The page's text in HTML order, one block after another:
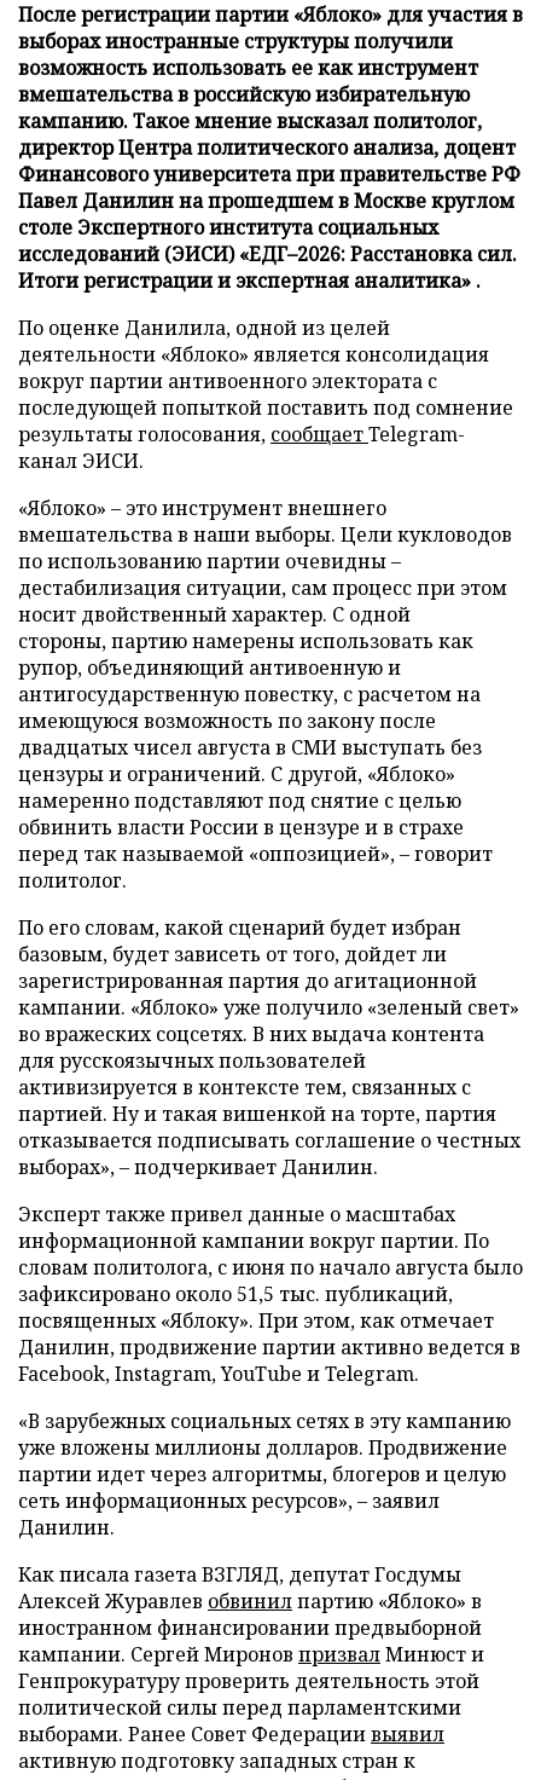
После регистрации партии «Яблоко» для участия в
выборах иностранные структуры получили
возможность использовать ее как инструмент
вмешательства в российскую избирательную
кампанию. Такое мнение высказал политолог,
директор Центра политического анализа, доцент
Финансового университета при правительстве РФ
Павел Данилин на прошедшем в Москве круглом
столе Экспертного института социальных
исследований (ЭИСИ) «ЕДГ–2026: Расстановка сил.
Итоги регистрации и экспертная аналитика» .
По оценке Данилила, одной из целей
деятельности «Яблоко» является консолидация
вокруг партии антивоенного электората с
последующей попыткой поставить под сомнение
результаты голосования, сообщаетTelegram-
канал ЭИСИ.
«Яблоко» – это инструмент внешнего
вмешательства в наши выборы. Цели кукловодов
по использованию партии очевидны –
дестабилизация ситуации, сам процесс при этом
носит двойственный характер. С одной
стороны, партию намерены использовать как
рупор, объединяющий антивоенную и
антигосударственную повестку, с расчетом на
имеющуюся возможность по закону после
двадцатых чисел августа в СМИ выступать без
цензуры и ограничений. С другой, «Яблоко»
намеренно подставляют под снятие с целью
обвинить власти России в цензуре и в страхе
перед так называемой «оппозицией», – говорит
политолог.
По его словам, какой сценарий будет избран
базовым, будет зависеть от того, дойдет ли
зарегистрированная партия до агитационной
кампании. «Яблоко» уже получило «зеленый свет»
во вражеских соцсетях. В них выдача контента
для русскоязычных пользователей
активизируется в контексте тем, связанных с
партией. Ну и такая вишенкой на торте, партия
отказывается подписывать соглашение о честных
выборах», – подчеркивает Данилин.
Эксперт также привел данные о масштабах
информационной кампании вокруг партии. По
словам политолога, с июня по начало августа было
зафиксировано около 51,5 тыс. публикаций,
посвященных «Яблоку». При этом, как отмечает
Данилин, продвижение партии активно ведется в
Facebook, Instagram, YouTube и Telegram.
«В зарубежных социальных сетях в эту кампанию
уже вложены миллионы долларов. Продвижение
партии идет через алгоритмы, блогеров и целую
сеть информационных ресурсов», – заявил
Данилин.
Как писала газета ВЗГЛЯД, депутат Госдумы
Алексей Журавлев обвинилпартию «Яблоко» в
иностранном финансировании предвыборной
кампании. Сергей Миронов призвалМинюст и
Генпрокуратуру проверить деятельность этой
политической силы перед парламентскими
выборами. Ранее Совет Федерациивыявил
активную подготовку западных стран к